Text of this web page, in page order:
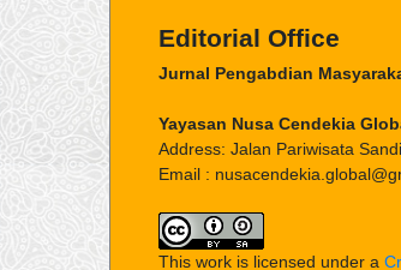
Editorial Office
Jurnal Pengabdian
Yayasan Nusa Cendekia
Address: Jalan Pariwisata
Email :
This work is licensed under a